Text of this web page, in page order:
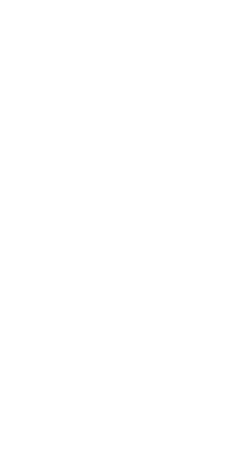
해 주시기 바랍니다.